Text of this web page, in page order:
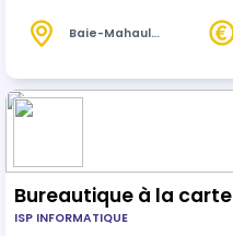
Baie-Mahault
Bureautique à la carte
ISP INFORMATIQUE